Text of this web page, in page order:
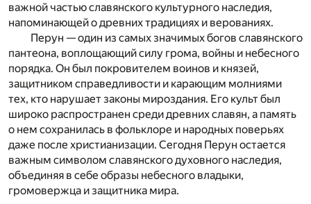
важной частью славянского культурного наследия,
напоминающей о древних традициях и верованиях.
Перун — один из самых значимых богов славянского
пантеона, воплощающий силу грома, войны и небесного
порядка. Он был покровителем воинов и князей,
защитником справедливости и карающим молниями
тех, кто нарушает законы мироздания. Его культ был
широко распространен среди древних славян, а память
о нем сохранилась в фольклоре и народных поверьях
даже после христианизации. Сегодня Перун остается
важным символом славянского духовного наследия,
объединяя в себе образы небесного владыки,
громовержца и защитника мира.